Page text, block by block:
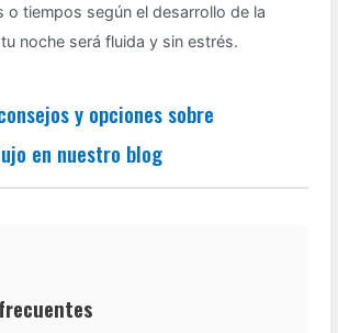
o tiempos según el desarrollo de la
noche será fluida y sin estrés.
y opciones sobre
en nuestro blog